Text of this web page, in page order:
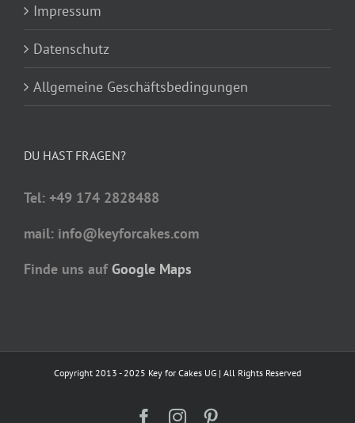
Impressum
Datenschutz
Allgemeine Geschäftsbedingungen
DU HAST FRAGEN?
Tel: +49 174 2828488
mail: info@keyforcakes.com
Finde uns auf Google Maps
Copyright 2013 - 2025 Key for Cakes UG | All Rights Reserved
Facebook
Instagram